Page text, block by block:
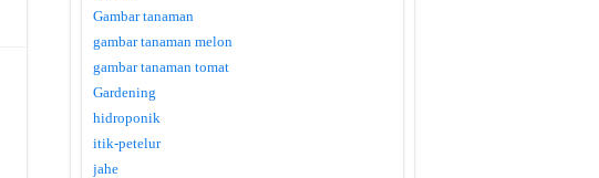
Gambar tanaman
gambar tanaman melon
gambar tanaman tomat
Gardening
hidroponik
itik-petelur
jahe